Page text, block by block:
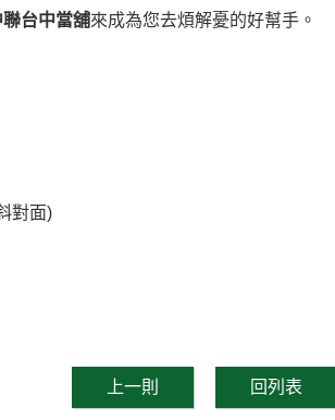
聯台中當舖來成為您去煩解憂的好幫手。
對面)
上一則 回列表